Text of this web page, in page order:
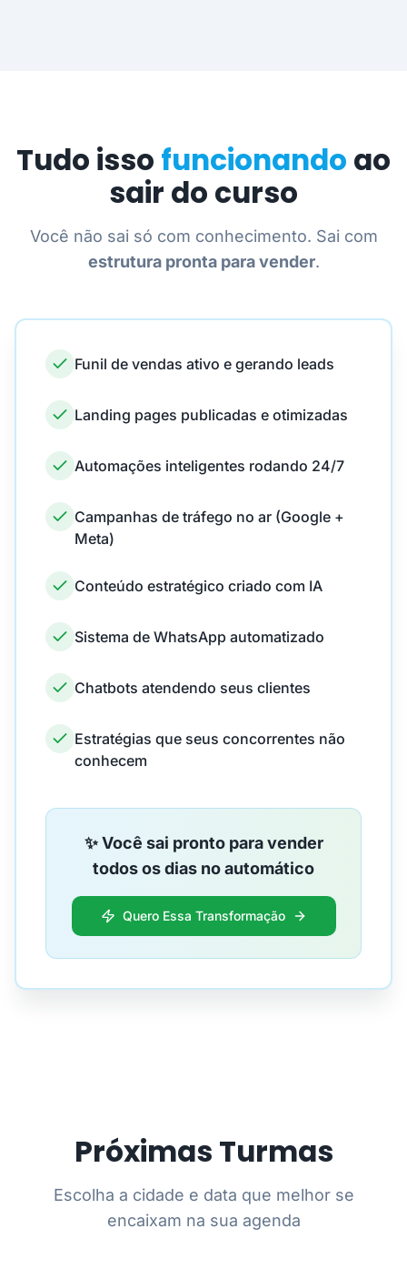
Tudo isso funcionando ao
sair do curso
Você não sai só com conhecimento. Sai com
estrutura pronta para vender.
Funil de vendas ativo e gerando leads
Landing pages publicadas e otimizadas
Automações inteligentes rodando 24/7
Campanhas de tráfego no ar (Google +
Meta)
Conteúdo estratégico criado com IA
Sistema de WhatsApp automatizado
Chatbots atendendo seus clientes
Estratégias que seus concorrentes não
conhecem
✨ Você sai pronto para vender
todos os dias no automático
Quero Essa Transformação
Próximas Turmas
Escolha a cidade e data que melhor se
encaixam na sua agenda